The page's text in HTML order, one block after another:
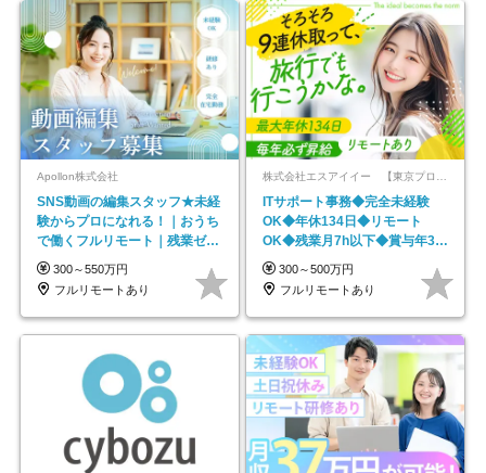
Apollon株式会社
SNS動画の編集スタッフ★未経
験からプロになれる！｜おうち
で働くフルリモート｜残業ゼロ
で18時退勤◎
300～550万円
フルリモートあり
ITサポート事務◆完全未経験
OK◆年休134日◆リモート
OK◆残業月7h以下◆賞与年3回
◆5年目まで必ず昇給
300～500万円
フルリモートあり